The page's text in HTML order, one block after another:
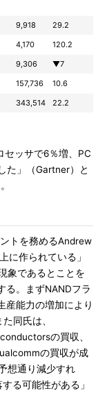
9,918
29.2
4,170
120.2
9,306
▼7
157,736
10.6
343,514
22.2
ッサで6％増、PC
た」（Gartner）と
トを務めるAndrew
に作られている」
象であるとことを
る。まずNANDフラ
産能力の増加により
同氏は、
の買収、
の買収が成
想通り減少すれ
る可能性がある」